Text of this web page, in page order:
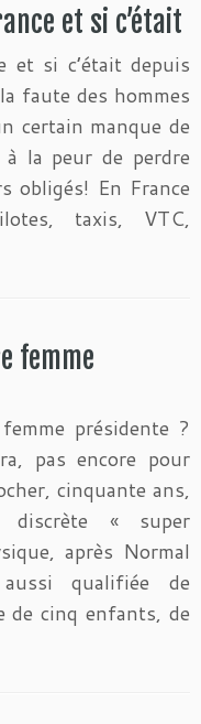
et si c’était
et si c’était depuis
faute des hommes
certain manque de
la peur de perdre
obligés! En France
taxis, VTC,
femme
présidente ?
pas encore pour
cinquante ans,
discrète « super
après Normal
qualifiée de
de cinq enfants, de